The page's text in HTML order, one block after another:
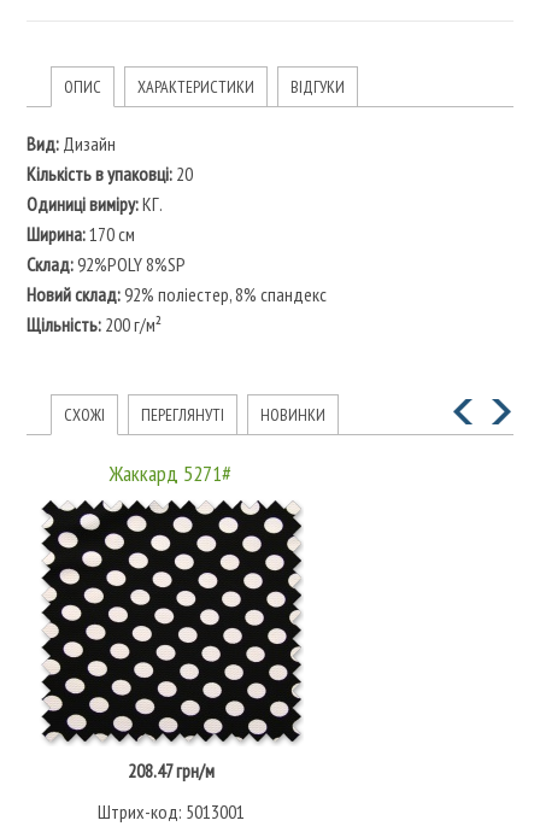
ОПИС ХАРАКТЕРИСТИКИ ВІДГУКИ
Вид:Дизайн
Кількість в упаковці:20
Одиниці виміру:КГ.
Ширина:170 см
Склад:92%POLY 8%SP
Новий склад:92% поліестер, 8% спандекс
Щільність:200 г/м²
СХОЖІ ПЕРЕГЛЯНУТІ НОВИНКИ
Жаккард 5271#
208.47 грн/м
Штрих-код: 5013001